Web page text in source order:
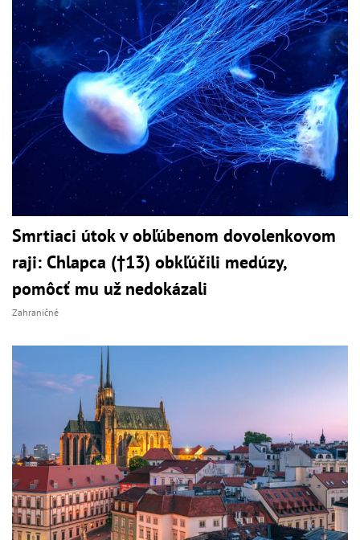
Smrtiaci útok v obľúbenom dovolenkovom
raji: Chlapca (†13) obkľúčili medúzy,
pomôcť mu už nedokázali
Zahraničné